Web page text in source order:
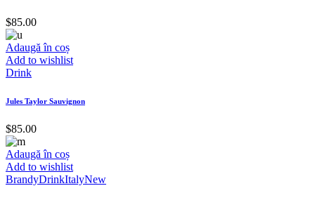
$85.00
Adaugă în coș
Add to wishlist
Drink
Jules Taylor Sauvignon
$85.00
Adaugă în coș
Add to wishlist
BrandyDrinkItalyNew